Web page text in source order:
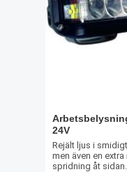
24V
Rejält ljus i
men även en
spridning åt sidan.